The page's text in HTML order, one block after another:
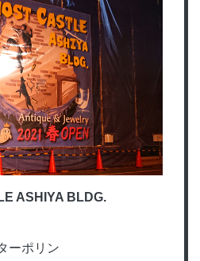
ASHIYA BLDG.
ーポリン